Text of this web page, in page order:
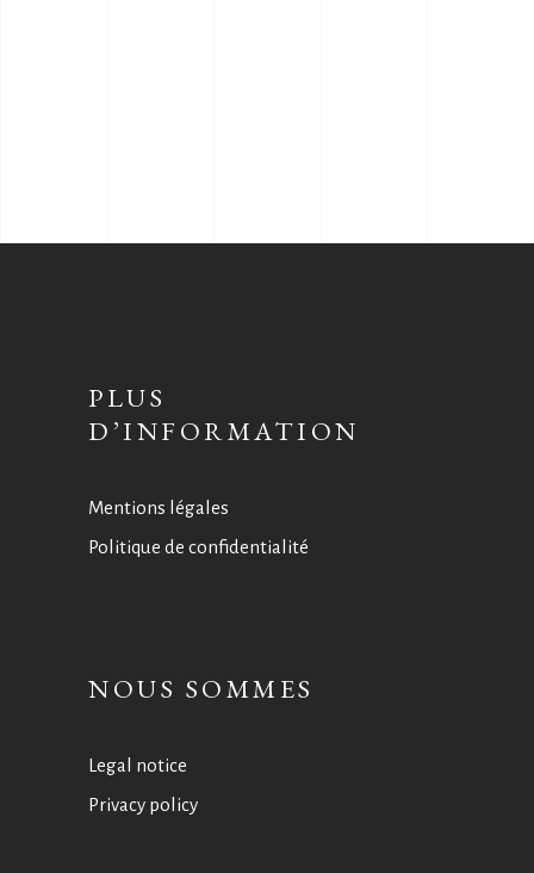
PLUS
D’INFORMATION
Mentions légales
Politique de confidentialité
NOUS SOMMES
Legal notice
Privacy policy